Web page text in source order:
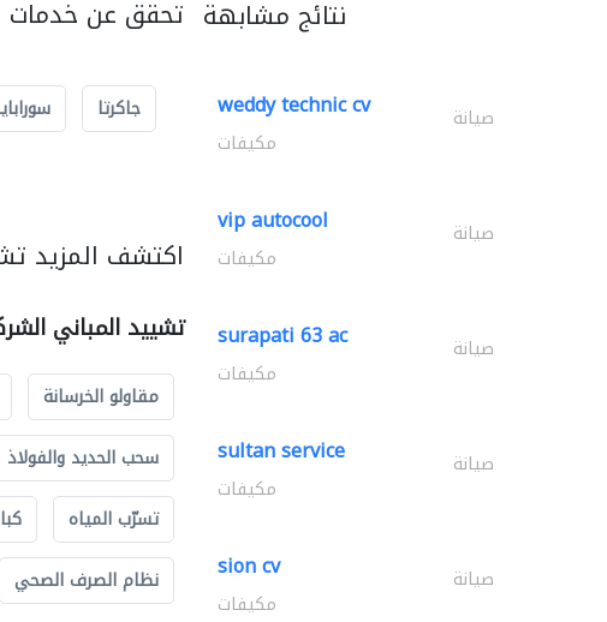
تحقق عن خدمات
جاكرتا
اكتشف المزيد
تشييد المباني
مقاولو الخرسانة
سحب الحديد والفولاذ
تسرّب المياه
نظام الصرف الصحي
نتائج مشابهة
weddy technic cv صيانة
مكيفات
vip autocool صيانة
مكيفات
surapati 63 ac صيانة
مكيفات
sultan service صيانة
مكيفات
sion cv صيانة
مكيفات